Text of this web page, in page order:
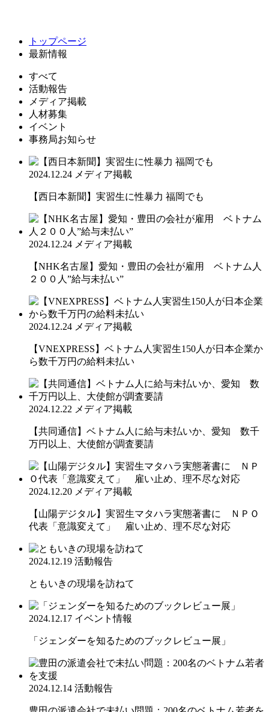
トップページ
最新情報
すべて
活動報告
メディア掲載
人材募集
イベント
事務局お知らせ
2024.12.24 メディア掲載
【西日本新聞】実習生に性暴力 福岡でも
2024.12.24 メディア掲載
【NHK名古屋】愛知・豊田の会社が雇用 ベトナム人
２００人”給与未払い”
2024.12.24 メディア掲載
【VNEXPRESS】ベトナム人実習生150人が日本企業か
ら数千万円の給料未払い
2024.12.22 メディア掲載
【共同通信】ベトナム人に給与未払いか、愛知 数千
万円以上、大使館が調査要請
2024.12.20 メディア掲載
【山陽デジタル】実習生マタハラ実態著書に ＮＰＯ
代表「意識変えて」 雇い止め、理不尽な対応
2024.12.19 活動報告
ともいきの現場を訪ねて
2024.12.17 イベント情報
「ジェンダーを知るためのブックレビュー展」
2024.12.14 活動報告